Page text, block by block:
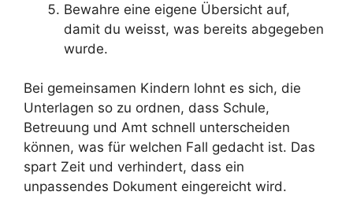
Bewahre eine eigene Übersicht auf,
damit du weisst, was bereits abgegeben
wurde.
Bei gemeinsamen Kindern lohnt es sich, die
Unterlagen so zu ordnen, dass Schule,
Betreuung und Amt schnell unterscheiden
können, was für welchen Fall gedacht ist. Das
spart Zeit und verhindert, dass ein
unpassendes Dokument eingereicht wird.